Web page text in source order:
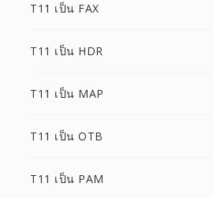
T11 เป็น FAX
T11 เป็น HDR
T11 เป็น MAP
T11 เป็น OTB
T11 เป็น PAM